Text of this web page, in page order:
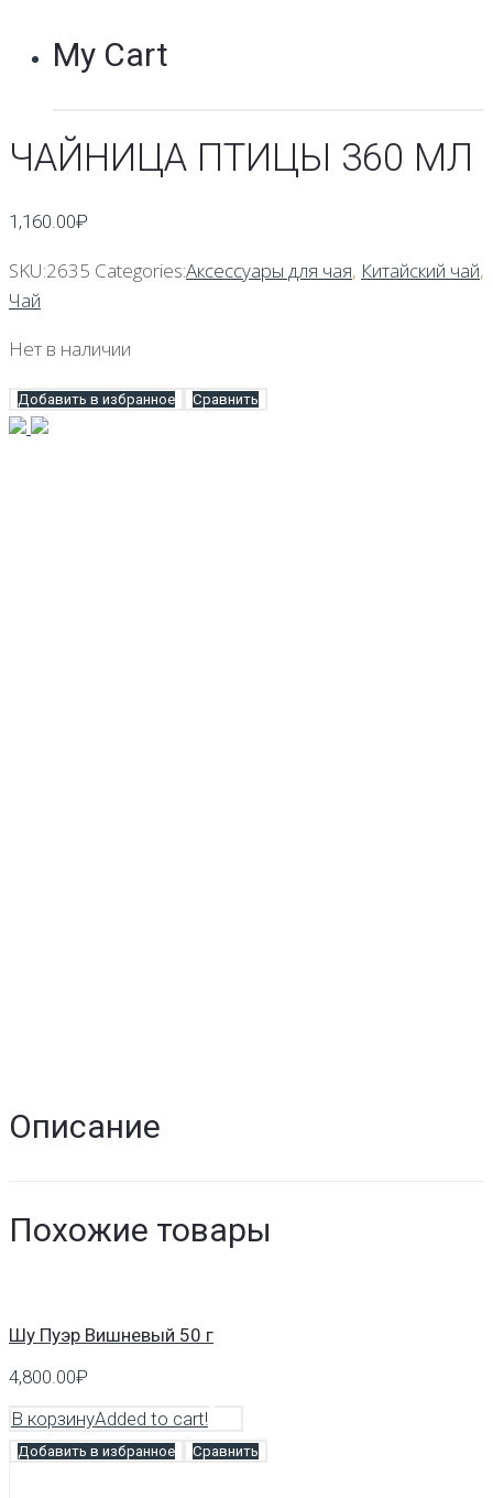
My Cart
ЧАЙНИЦА ПТИЦЫ 360 МЛ
1,160.00₽
SKU:2635 Categories:Аксессуары для чая, Китайский чай,
Чай
Нет в наличии
Добавить в избранное Сравнить
Описание
Похожие товары
Шу Пуэр Вишневый 50 г
4,800.00₽
В корзинуAdded to cart!
Добавить в избранное Сравнить